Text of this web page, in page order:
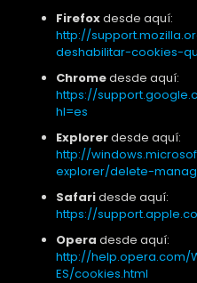
Firefoxdesde aquí:
http://
deshabilitar-cookies-
Chromedesde aquí:
https://
hl=es
Explorerdesde aquí:
http://
explorer/delete-
Safaridesde aquí:
https://
Opera desde aquí:
http://help.opera.com/
ES/cookies.html